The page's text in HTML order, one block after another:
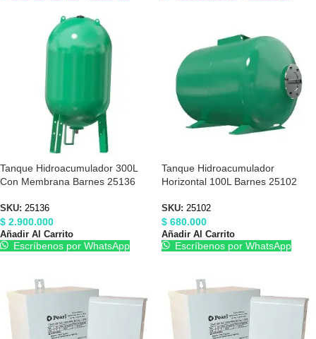
Tanque Hidroacumulador 300L
Con Membrana Barnes 25136
SKU: 25136
$ 2.900.000
Añadir Al Carrito
Escríbenos por WhatsApp
Tanque Hidroacumulador
Horizontal 100L Barnes 25102
SKU: 25102
$ 680.000
Añadir Al Carrito
Escríbenos por WhatsApp